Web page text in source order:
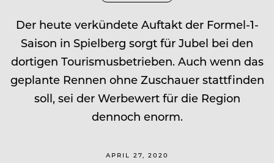
Der heute verkündete Auftakt der Formel-1-
Saison in Spielberg sorgt für Jubel bei den
dortigen Tourismusbetrieben. Auch wenn das
geplante Rennen ohne Zuschauer stattfinden
soll, sei der Werbewert für die Region
dennoch enorm.
APRIL 27, 2020